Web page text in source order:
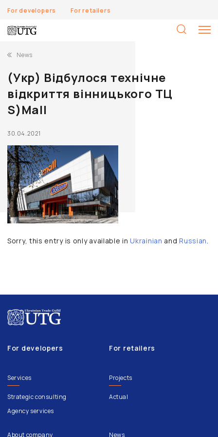
For developers For retailers
News
(Укр) Відбулося технічне
відкриття вінницького ТЦ
S)Mall
30.04.2021
Sorry, this entry is only available inUkrainian andRussian.
For developers For retailers
Services
Strategic consulting
Agency services
Projects
Actual
About company News